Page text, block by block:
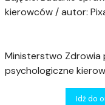
kierowców / autor:
Ministerstwo Zdrowia
psychologiczne
Idź do